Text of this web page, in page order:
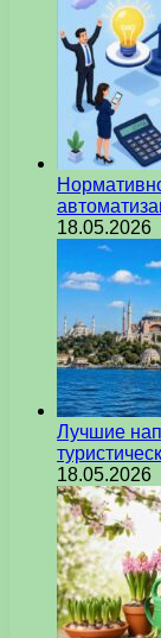
18.05.2026
Лучшие
18.05.2026